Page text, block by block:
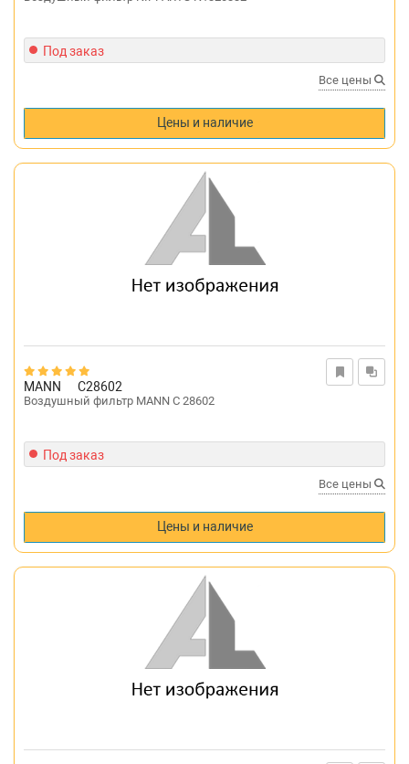
Под заказ
Все цены
Цены и наличие
MANN C28602
Воздушный фильтр MANN C 28602
Под заказ
Все цены
Цены и наличие